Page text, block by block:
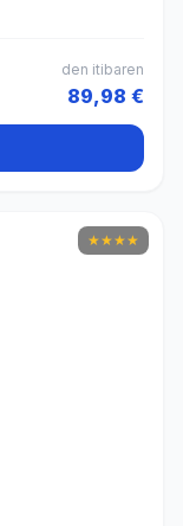
den itibaren
89,98 €
★★★★